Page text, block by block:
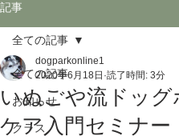
記事
全ての記事
お知らせ
クラス
全ての記事
いぬごや流ドッグ
ケア入門セミナー
dogparkonline1
2020年6月18日 読了時間: 3分